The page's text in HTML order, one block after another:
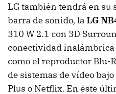
LG también tendrá en su
barra de sonido, la LG
310 W 2.1 con 3D
conectividad inalámbrica
como el reproductor Blu-
de sistemas de vídeo
Plus o Netflix. En éste